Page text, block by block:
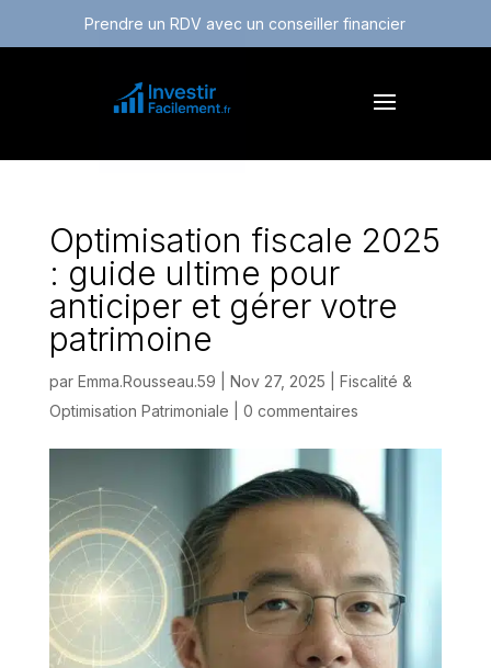
Prendre un RDV avec un conseiller financier
Optimisation fiscale 2025
: guide ultime pour
anticiper et gérer votre
patrimoine
par Emma.Rousseau.59 Nov 27, 2025
Fiscalité &
Optimisation Patrimoniale
0 commentaires